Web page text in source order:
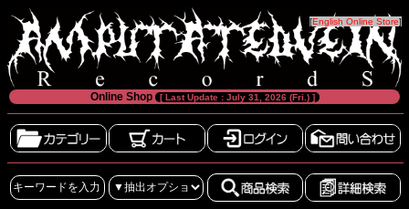
[English Online Store]
Online Shop [ Last Update : July 31, 2026 (Fri.) ]